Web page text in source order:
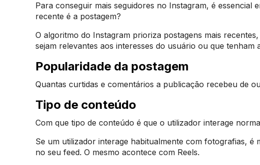
Para conseguir mais seguidores no Instagram, é
recente é a postagem?
O algoritmo do Instagram prioriza postagens mais
sejam relevantes aos interesses do usuário ou que tenham
Popularidade da postagem
Quantas curtidas e comentários a publicação recebeu de
Tipo de conteúdo
Com que tipo de conteúdo é que o utilizador interage
Se um utilizador interage habitualmente com fotografias,
no seu feed. O mesmo acontece com Reels.